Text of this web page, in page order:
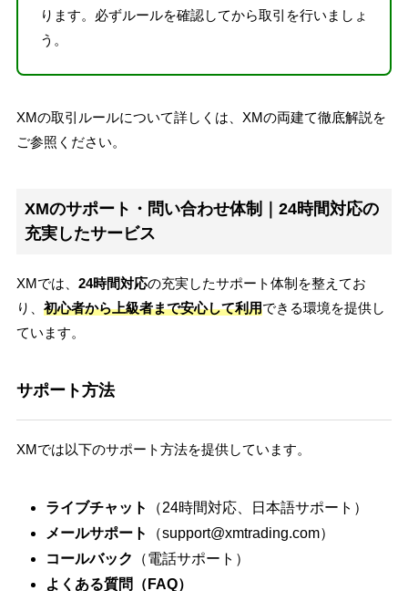
ります。必ずルールを確認してから取引を行いましょ
う。
XMの取引ルールについて詳しくは、XMの両建て徹底解説を
ご参照ください。
XMのサポート・問い合わせ体制｜24時間対応の
充実したサービス
XMでは、 24時間対応の充実したサポート体制を整えてお
り、 初心者から上級者まで安心して利用できる環境を提供し
ています。
サポート方法
XMでは以下のサポート方法を提供しています。
ライブチャット
（24時間対応、日本語サポート）
メールサポート
（support@xmtrading.com）
コールバック
（電話サポート）
よくある質問（FAQ）